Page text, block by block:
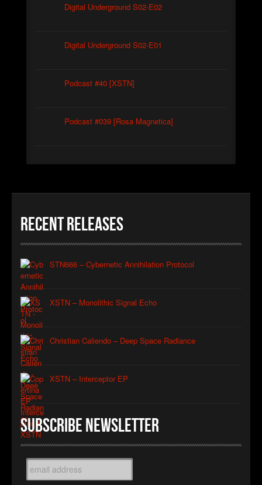
Digital Underground S02-E02
Digital Underground S02-E01
Podcast #40 [XSTN]
Podcast #039 [Rosa Magnetica]
Recent Releases
STN666 – Cybernetic Annihilation Protocol
XSTN – Monolithic Signal Echo
Christian Caliendo – Deep Space Radiance
XSTN – Interceptor EP
Subscribe Newsletter